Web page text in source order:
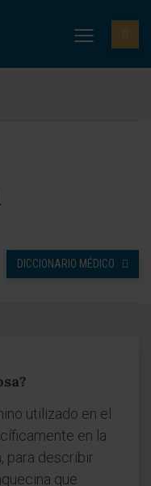
DICCIONARIO MÉDICO
utilizado en el
en la
para describir
que